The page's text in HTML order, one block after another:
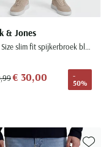
& Jones
Plus Size slim fit spijkerbroek blauw 5-pocket
€ 30,00
-
50%